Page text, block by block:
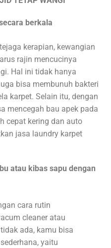
berkala
kerapian, kewangian
rajin mencucinya
Hal ini tidak hanya
bisa membunuh bakteri
karpet. Selain itu, dengan
mencegah bau apek pada
cepat kering dan auto
jasa laundry karpet
atau kibas sapu dengan
cara rutin
cleaner atau
ada, kamu bisa
yaitu